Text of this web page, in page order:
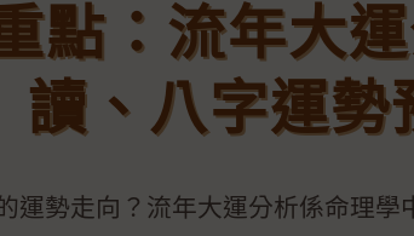
點：流年大
讀、八字運勢
運勢走向？流年大運分析係命理